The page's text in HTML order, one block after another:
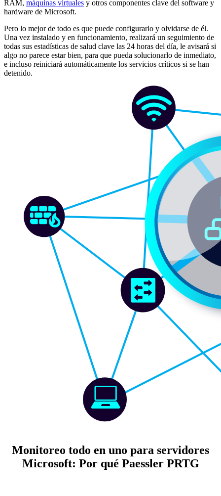
RAM, máquinas virtuales y otros componentes clave del software y
hardware de Microsoft.
Pero lo mejor de todo es que puede configurarlo y olvidarse de él.
Una vez instalado y en funcionamiento, realizará un seguimiento de
todas sus estadísticas de salud clave las 24 horas del día, le avisará si
algo no parece estar bien, para que pueda solucionarlo de inmediato,
e incluso reiniciará automáticamente los servicios críticos si se han
detenido.
Monitoreo todo en uno para servidores
Microsoft: Por qué Paessler PRTG